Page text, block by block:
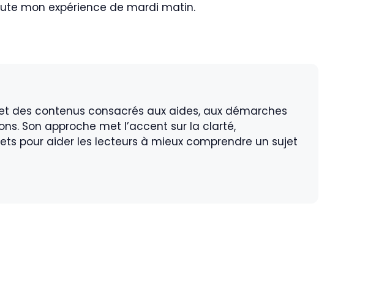
mon expérience de mardi matin.
des contenus consacrés aux aides, aux démarches
Son approche met l’accent sur la clarté,
pour aider les lecteurs à mieux comprendre un sujet